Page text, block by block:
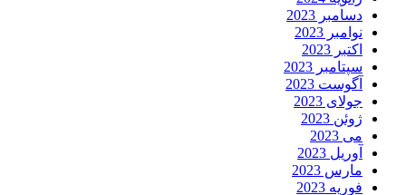
دسامبر 2023
نوامبر 2023
اکتبر 2023
سپتامبر 2023
آگوست 2023
جولای 2023
ژوئن 2023
می 2023
آوریل 2023
مارس 2023
فوریه 2023